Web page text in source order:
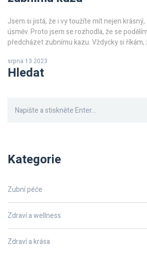
Jsem si jistá, že i vy toužíte mít nejen
úsměv. Proto jsem se rozhodla, že se
předcházet zubnímu kazu. Vždycky si
vám přinese řadu pouček a rad, které vám
nejen bílé, ale co je důležitější, zdravé. Věřte
srpna 13 2023
Hledat
Kategorie
Zubní péče
Zdraví a wellness
Zdraví a krása